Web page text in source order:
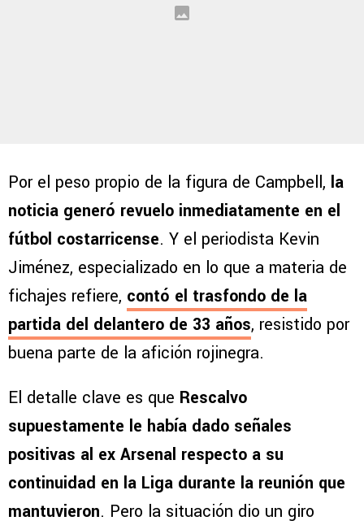
Por el peso propio de la figura de Campbell, la
noticia generó revuelo inmediatamente en el
fútbol costarricense. Y el periodista Kevin
Jiménez, especializado en lo que a materia de
fichajes refiere, contó el trasfondo de la
partida del delantero de 33 años, resistido por
buena parte de la afición rojinegra.
El detalle clave es que Rescalvo
supuestamente le había dado señales
positivas al ex Arsenal respecto a su
continuidad en la Liga durante la reunión que
mantuvieron. Pero la situación dio un giro